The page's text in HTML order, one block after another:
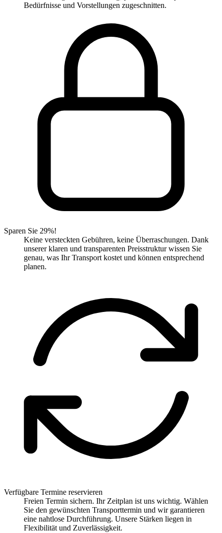
Bedürfnisse und Vorstellungen zugeschnitten.
Sparen Sie 29%!
Keine versteckten Gebühren, keine Überraschungen. Dank
unserer klaren und transparenten Preisstruktur wissen Sie
genau, was Ihr Transport kostet und können entsprechend
planen.
Verfügbare Termine reservieren
Freien Termin sichern. Ihr Zeitplan ist uns wichtig. Wählen
Sie den gewünschten Transporttermin und wir garantieren
eine nahtlose Durchführung. Unsere Stärken liegen in
Flexibilität und Zuverlässigkeit.